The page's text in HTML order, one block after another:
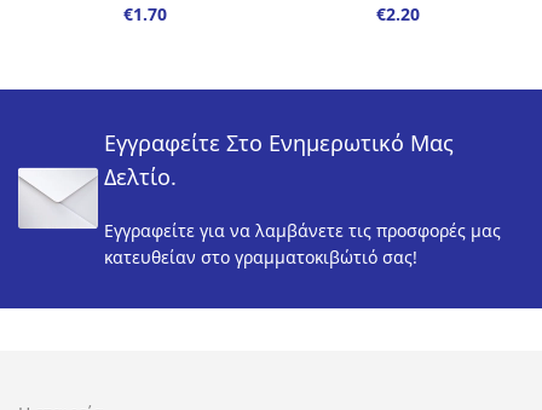
€
€
Εγγραφείτε Στο Ενημερωτικό Μας
Δελτίο.
Εγγραφείτε για να λαμβάνετε τις προσφορές μας
κατευθείαν στο γραμματοκιβώτιό σας!